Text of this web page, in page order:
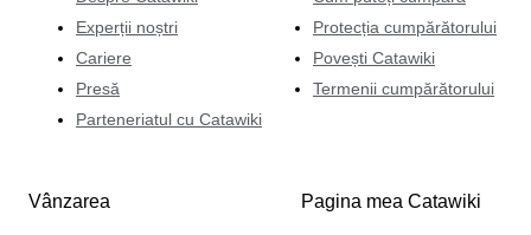
Experții noștri
Cariere
Presă
Parteneriatul cu Catawiki
Protecția cumpărătorului
Povești Catawiki
Termenii cumpărătorului
Vânzarea Pagina mea Catawiki